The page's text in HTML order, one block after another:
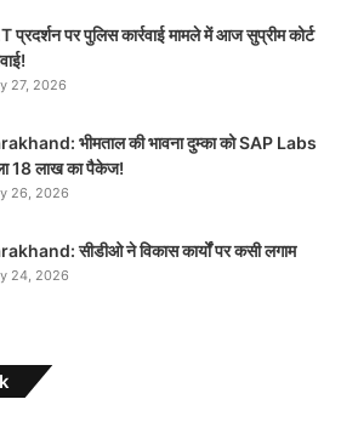
प्रदर्शन पर पुलिस कार्रवाई मामले में आज सुप्रीम कोर्ट
27, 2026
भीमताल की भावना दुम्का को SAP Labs
18 लाख का पैकेज!
26, 2026
सीडीओ ने विकास कार्यों पर कसी लगाम
24, 2026